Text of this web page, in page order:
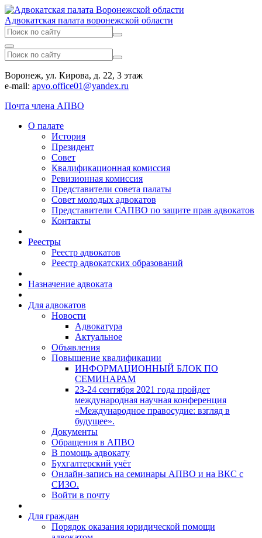
Адвокатская палата воронежской области
Воронеж, ул. Кирова, д. 22, 3 этаж
e-mail: apvo.office01@yandex.ru
Почта члена АПВО
О палате
История
Президент
Совет
Квалификационная комиссия
Ревизионная комиссия
Представители совета палаты
Совет молодых адвокатов
Представители САПВО по защите прав адвокатов
Контакты
Реестры
Реестр адвокатов
Реестр адвокатских образований
Назначение адвоката
Для адвокатов
Новости
Адвокатура
Актуальное
Объявления
Повышение квалификации
ИНФОРМАЦИОННЫЙ БЛОК ПО
СЕМИНАРАМ
23-24 сентября 2021 года пройдет
международная научная конференция
«Международное правосудие: взгляд в
будущее».
Документы
Обращения в АПВО
В помощь адвокату
Бухгалтерский учёт
Онлайн-запись на семинары АПВО и на ВКС с
СИЗО.
Войти в почту
Для граждан
Порядок оказания юридической помощи